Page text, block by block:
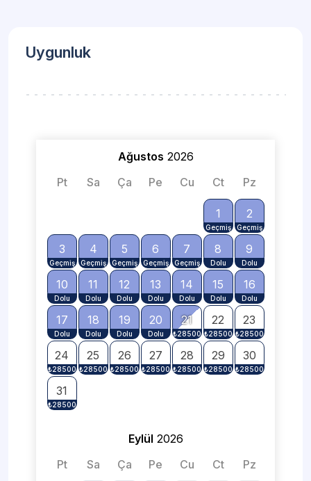
Uygunluk
Ağustos 2026
Pt
Sa Ça Pe Cu Ct Pz
1 2
3 4 5 6 7 8 9
10 11 12 13 14 15 16
17 18 19 20 21 22 23
24 25 26 27 28 29 30
31
Eylül 2026
Pt
Sa Ça Pe Cu Ct Pz